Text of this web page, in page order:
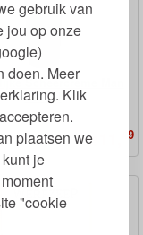
gebruik van
jou op onze
doen. Meer
Klik
plaatsen we
je
"cookie
Scheercrème Man
100 ml
€ 49